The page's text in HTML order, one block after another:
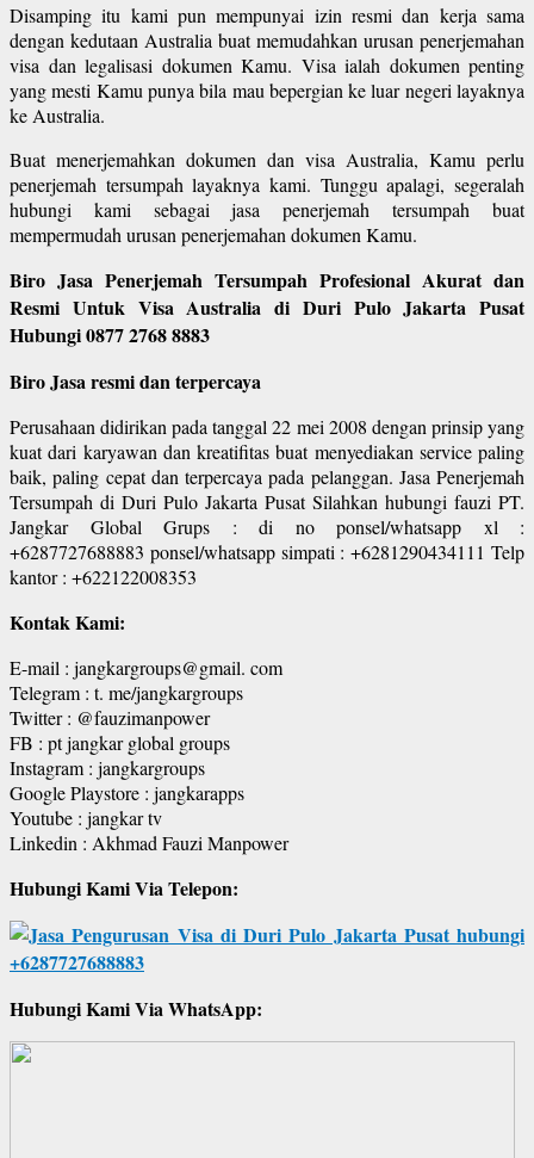
Disamping itu kami pun mempunyai izin resmi dan kerja sama
dengan kedutaan Australia buat memudahkan urusan penerjemahan
visa dan legalisasi dokumen Kamu. Visa ialah dokumen penting
yang mesti Kamu punya bila mau bepergian ke luar negeri layaknya
ke Australia.
Buat menerjemahkan dokumen dan visa Australia, Kamu perlu
penerjemah tersumpah layaknya kami. Tunggu apalagi, segeralah
hubungi kami sebagai jasa penerjemah tersumpah buat
mempermudah urusan penerjemahan dokumen Kamu.
Biro Jasa Penerjemah Tersumpah Profesional Akurat dan
Resmi Untuk Visa Australia di Duri Pulo Jakarta Pusat
Hubungi 0877 2768 8883
Biro Jasa resmi dan terpercaya
Perusahaan didirikan pada tanggal 22 mei 2008 dengan prinsip yang
kuat dari karyawan dan kreatifitas buat menyediakan service paling
baik, paling cepat dan terpercaya pada pelanggan. Jasa Penerjemah
Tersumpah di Duri Pulo Jakarta Pusat Silahkan hubungi fauzi PT.
Jangkar Global Grups : di no ponsel/whatsapp xl :
+6287727688883 ponsel/whatsapp simpati : +6281290434111 Telp
kantor : +622122008353
Kontak Kami:
E-mail : jangkargroups@gmail. com
Telegram : t. me/jangkargroups
Twitter : @fauzimanpower
FB : pt jangkar global groups
Instagram : jangkargroups
Google Playstore : jangkarapps
Youtube : jangkar tv
Linkedin : Akhmad Fauzi Manpower
Hubungi Kami Via Telepon:
Hubungi Kami Via WhatsApp: